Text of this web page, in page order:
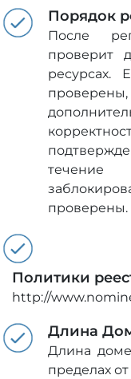
Порядок
После
проверит
ресурсах.
проверены.
Политики
http://
Длина
Длина
пределах